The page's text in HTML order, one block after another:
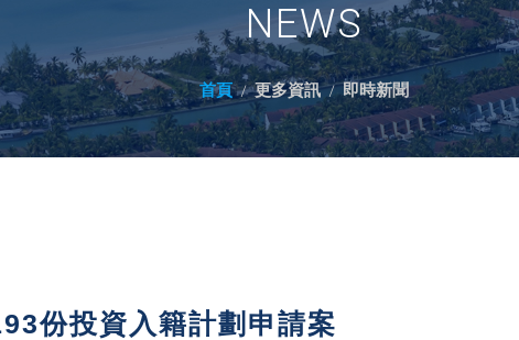
NEWS
首頁 更多資訊 即時新聞
份投資入籍計劃申請案